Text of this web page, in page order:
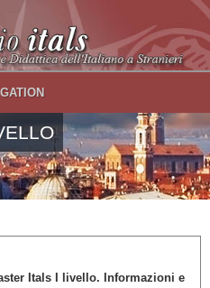
Itals I livello. Informazioni e